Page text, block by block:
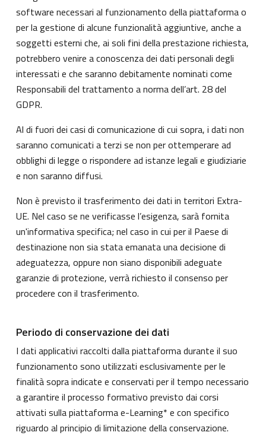
software necessari al funzionamento della piattaforma o
per la gestione di alcune funzionalità aggiuntive, anche a
soggetti esterni che, ai soli fini della prestazione richiesta,
potrebbero venire a conoscenza dei dati personali degli
interessati e che saranno debitamente nominati come
Responsabili del trattamento a norma dell’art. 28 del
GDPR.
Al di fuori dei casi di comunicazione di cui sopra, i dati non
saranno comunicati a terzi se non per ottemperare ad
obblighi di legge o rispondere ad istanze legali e giudiziarie
e non saranno diffusi.
Non è previsto il trasferimento dei dati in territori Extra-
UE. Nel caso se ne verificasse l’esigenza, sarà fornita
un'informativa specifica; nel caso in cui per il Paese di
destinazione non sia stata emanata una decisione di
adeguatezza, oppure non siano disponibili adeguate
garanzie di protezione, verrà richiesto il consenso per
procedere con il trasferimento.
Periodo di conservazione dei dati
I dati applicativi raccolti dalla piattaforma durante il suo
funzionamento sono utilizzati esclusivamente per le
finalità sopra indicate e conservati per il tempo necessario
a garantire il processo formativo previsto dai corsi
attivati sulla piattaforma e-Learning* e con specifico
riguardo al principio di limitazione della conservazione.